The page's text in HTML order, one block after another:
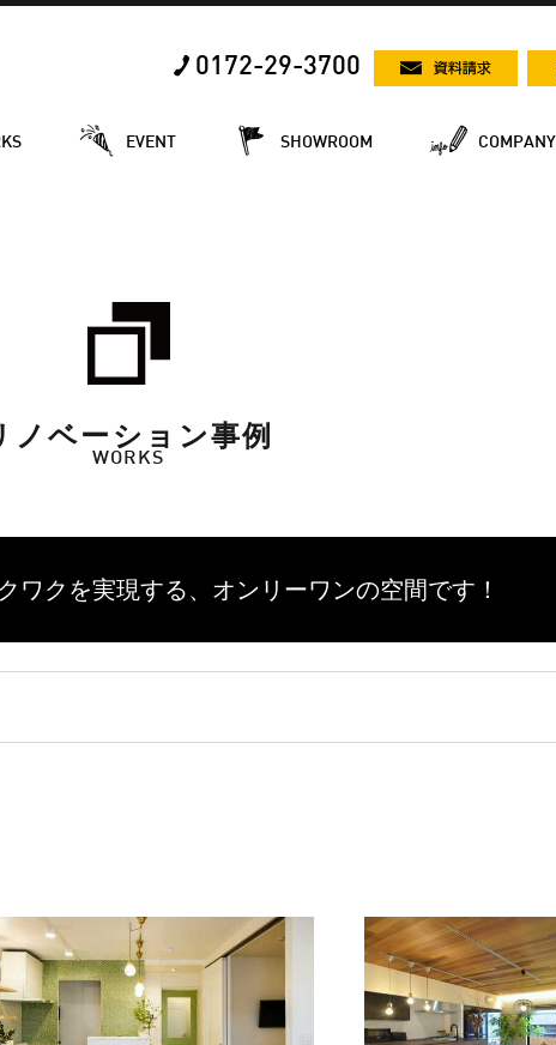
0172-29-3700
EVENT SHOWROOM COMPANY
ノベーション事例
WORKS
ワクを実現する、 オンリーワンの空間です！